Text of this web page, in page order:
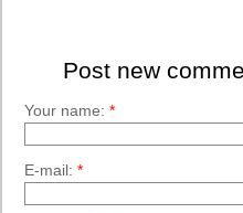
Post new
Your name: *
E-mail: *